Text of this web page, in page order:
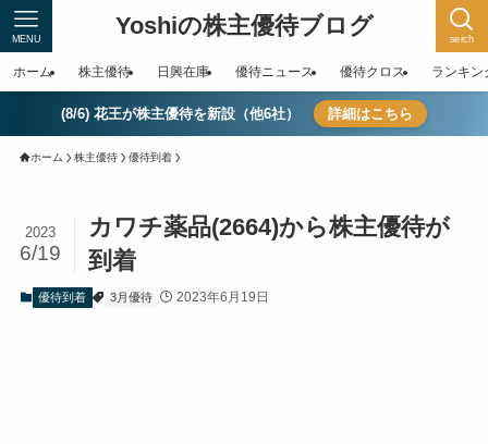
Yoshiの株主優待ブログ serch
MENU
ホーム 株主優待 日興在庫 優待ニュース 優待クロス ランキン
(8/6) 花王が株主優待を新設（他6社） 詳細はこちら
ホーム 株主優待 優待到着
カワチ薬品(2664)から株主優待が
到着
2023
6/19
優待到着 3月優待 2023年6月19日